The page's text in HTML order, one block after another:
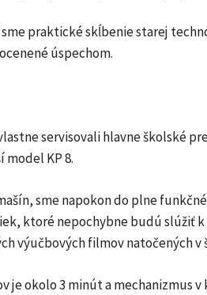
praktické skĺbenie starej
úspechom.
servisovali hlavne školské
model KP 8.
sme napokon do plne
ktoré nepochybne budú slúžiť
výučbových filmov natočených
je okolo 3 minút a mechanizmus